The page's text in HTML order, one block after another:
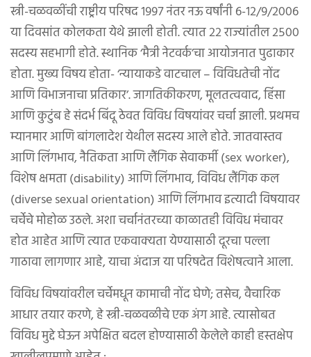
स्त्री-चळवळींची राष्ट्रीय परिषद १९९७ नंतर नऊ वर्षांनी ६-१२/९/२००६
या दिवसांत कोलकता येथे झाली होती. त्यात २२ राज्यांतील २५००
सदस्य सहभागी होते. स्थानिक ‘मैत्री नेटवर्क’चा आयोजनात पुढाकार
होता. मुख्य विषय होता- ‘न्यायाकडे वाटचाल – विविधतेची नोंद
आणि विभाजनाचा प्रतिकार’. जागतिकीकरण, मूलतत्ववाद, हिंसा
आणि कुटुंब हे संदर्भ बिंदू ठेवत विविध विषयांवर चर्चा झाली. प्रथमच
म्यानमार आणि बांगलादेश येथील सदस्य आले होते. जातवास्तव
आणि लिंगभाव, नैतिकता आणि लैंगिक सेवाकर्मी (sex worker),
विशेष क्षमता (disability) आणि लिंगभाव, विविध लैंगिक कल
(diverse sexual orientation) आणि लिंगभाव इत्यादी विषयावर
चर्चेचे मोहोळ उठले. अशा चर्चानंतरच्या काळातही विविध मंचावर
होत आहेत आणि त्यात एकवाक्यता येण्यासाठी दूरचा पल्ला
गाठावा लागणार आहे, याचा अंदाज या परिषदेत विशेषत्वाने आला.
विविध विषयांवरील चर्चेमधून कामाची नोंद घेणे; तसेच, वैचारिक
आधार तयार करणे, हे स्त्री-चळवळीचे एक अंग आहे. त्यासोबत
विविध मुद्दे घेऊन अपेक्षित बदल होण्यासाठी केलेले काही हस्तक्षेप